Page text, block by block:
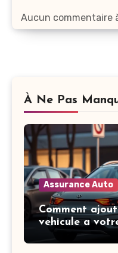
Aucun commentaire
À Ne Pas
Assurance Auto
Comment
vehicule a
tromper